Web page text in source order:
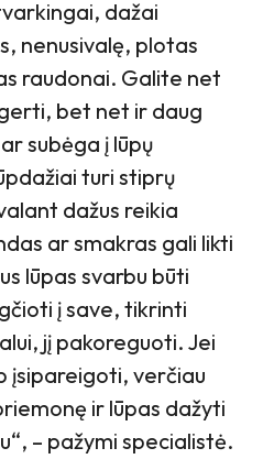
dažai
nenusivalę, plotas
raudonai. Galite net
bet net ir daug
subėga į lūpų
turi stiprų
dažus reikia
ar smakras gali likti
lūpas svarbu būti
į save, tikrinti
jį pakoreguoti. Jei
įsipareigoti, verčiau
ir lūpas dažyti
– pažymi specialistė.